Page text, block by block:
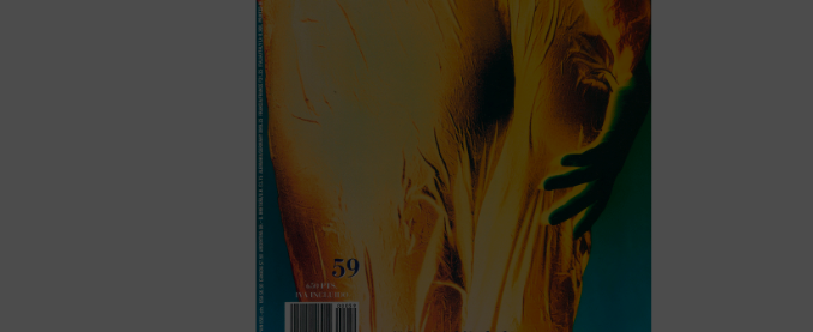
Cámaras disc
Cámaras instantáneas
Cámaras miniatura
Cámaras réflex de 2
objetivos
Cámaras réflex de 35 mm
Cámaras telemétricas
Proyectores